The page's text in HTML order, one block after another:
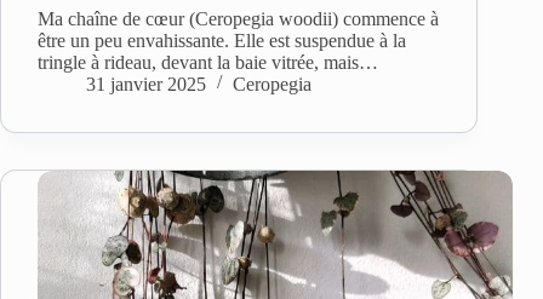
Ma chaîne de cœur (Ceropegia woodii) commence à
être un peu envahissante. Elle est suspendue à la
tringle à rideau, devant la baie vitrée, mais…
31 janvier 2025
Ceropegia